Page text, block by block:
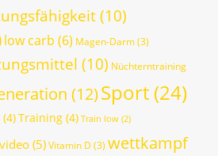
(10)
low carb (6) Magen-Darm(3)
(10) Nüchterntraining
(12)Sport (24)
(4)Training (4) Train low (2)
video (5)Vitamin D (3) wettkampf